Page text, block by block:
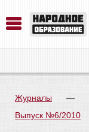
Журналы —
Выпуск №6/2010